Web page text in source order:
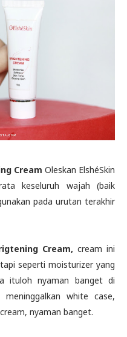
Cream Oleskan ElshéSkin
keseluruh wajah (baik
pada urutan terakhir
Cream, cream ini
seperti moisturizer yang
ituloh nyaman banget di
white case,
nyaman banget.